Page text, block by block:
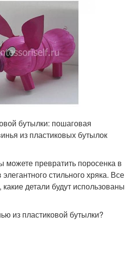
бутылки: пошаговая
из пластиковых бутылок
превратить поросенка в
стильного хряка. Все
какие детали будут использованы
из пластиковой бутылки?